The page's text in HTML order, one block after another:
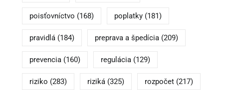
poisťovníctvo (168) poplatky(181)
pravidlá(184) preprava a špedícia(209)
prevencia(160) regulácia(129)
riziko (283) riziká(325) rozpočet(217)